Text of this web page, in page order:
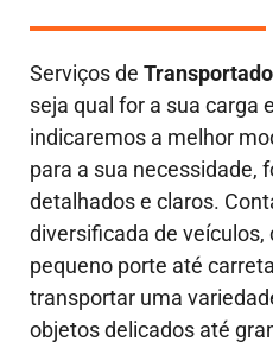
Serviços de
seja qual for a sua carga
indicaremos a melhor
para a sua necessidade,
detalhados e claros.
diversificada de veículos,
pequeno porte até
transportar uma
objetos delicados até